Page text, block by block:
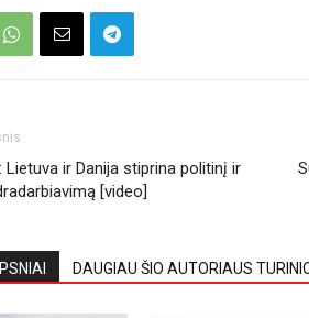
ir Danija stiprina politinį ir
[video]
DAUGIAU ŠIO AUTORIAUS